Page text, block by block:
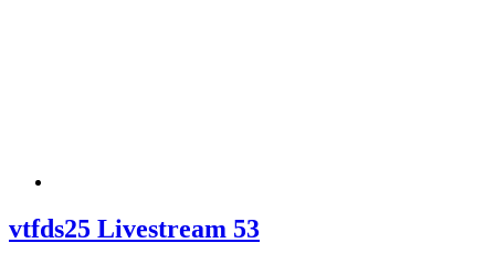
vtfds25 Livestream 53